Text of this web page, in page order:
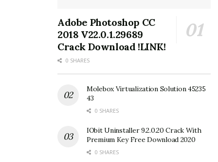
Adobe Photoshop CC
2018 V22.0.1.29689
Crack Download !LINK!
0 SHARES
Molebox Virtualization Solution 45235
43
0 SHARES
IObit Uninstaller 9.2.0.20 Crack With
Premium Key Free Download 2020
0 SHARES